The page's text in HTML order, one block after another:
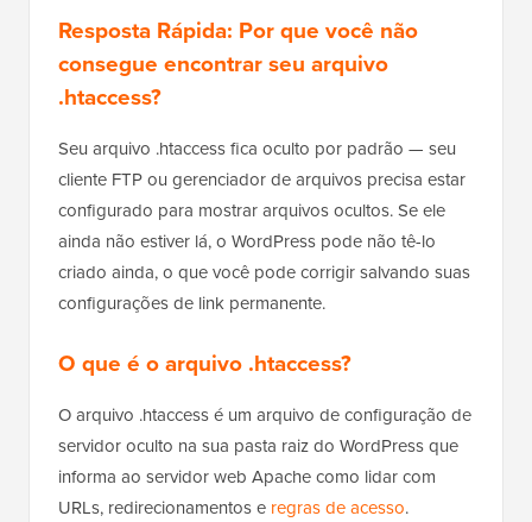
Resposta Rápida: Por que você não
consegue encontrar seu arquivo
.htaccess?
Seu arquivo .htaccess fica oculto por padrão — seu
cliente FTP ou gerenciador de arquivos precisa estar
configurado para mostrar arquivos ocultos. Se ele
ainda não estiver lá, o WordPress pode não tê-lo
criado ainda, o que você pode corrigir salvando suas
configurações de link permanente.
O que é o arquivo .htaccess?
O arquivo .htaccess é um arquivo de configuração de
servidor oculto na sua pasta raiz do WordPress que
informa ao servidor web Apache como lidar com
URLs, redirecionamentos e regras de acesso.